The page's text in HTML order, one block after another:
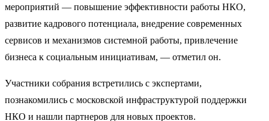
мероприятий — повышение эффективности работы НКО,
развитие кадрового потенциала, внедрение современных
сервисов и механизмов системной работы, привлечение
бизнеса к социальным инициативам, — отметил он.
Участники собрания встретились с экспертами,
познакомились с московской инфраструктурой поддержки
НКО и нашли партнеров для новых проектов.